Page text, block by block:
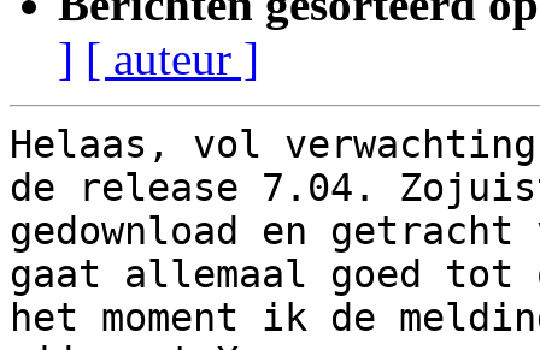
] [ auteur ]
Helaas, vol
de release 7.04.
gedownload en
gaat allemaal goed tot
het moment ik de